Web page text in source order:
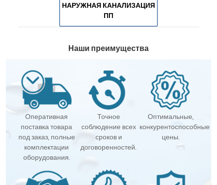
НАРУЖНАЯ КАНАЛИЗАЦИЯ
ПП
Наши преимущества
Оперативная
поставка товара
под заказ, полные
комплектации
оборудования.
Точное
соблюдение всех
сроков и
договоренностей.
Оптимальные,
конкурентоспособные
цены.